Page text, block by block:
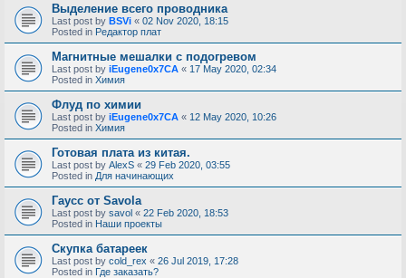
Выделение всего проводника
Last post by BSVi « 02 Nov 2020, 18:15
Posted in Редактор плат
Магнитные мешалки с подогревом
Last post by iEugene0x7CA « 17 May 2020, 02:34
Posted in Химия
Флуд по химии
Last post by iEugene0x7CA « 12 May 2020, 10:26
Posted in Химия
Готовая плата из китая.
Last post by AlexS « 29 Feb 2020, 03:55
Posted in Для начинающих
Гаусс от Savola
Last post by savol « 22 Feb 2020, 18:53
Posted in Наши проекты
Скупка батареек
Last post by cold_rex « 26 Jul 2019, 17:28
Posted in Где заказать?